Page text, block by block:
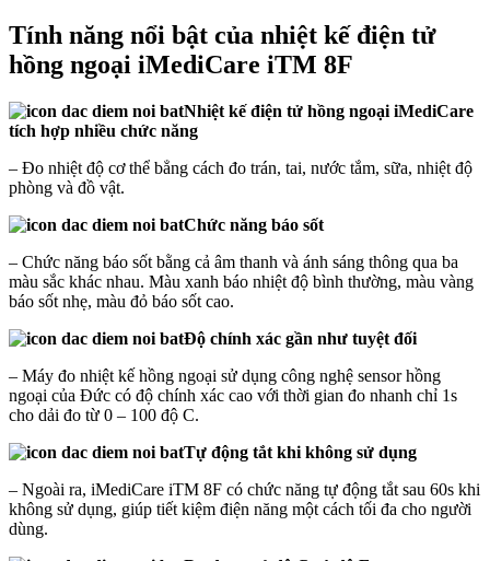
Tính năng nổi bật của nhiệt kế điện tử
hồng ngoại iMediCare iTM 8F
Nhiệt kế điện tử hồng ngoại iMediCare
tích hợp nhiều chức năng
– Đo nhiệt độ cơ thể bẳng cách đo trán, tai, nước tắm, sữa, nhiệt độ
phòng và đồ vật.
Chức năng báo sốt
– Chức năng báo sốt bằng cả âm thanh và ánh sáng thông qua ba
màu sắc khác nhau. Màu xanh báo nhiệt độ bình thường, màu vàng
báo sốt nhẹ, màu đỏ báo sốt cao.
Độ chính xác gần như tuyệt đối
– Máy đo nhiệt kế hồng ngoại sử dụng công nghệ sensor hồng
ngoại của Đức có độ chính xác cao với thời gian đo nhanh chỉ 1s
cho dải đo từ 0 – 100 độ C.
Tự động tắt khi không sử dụng
– Ngoài ra, iMediCare iTM 8F có chức năng tự động tắt sau 60s khi
không sử dụng, giúp tiết kiệm điện năng một cách tối đa cho người
dùng.